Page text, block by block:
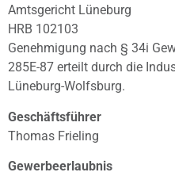
Amtsgericht Lüneburg
HRB 102103
Genehmigung nach § 34i
285E-87 erteilt durch die
Lüneburg-Wolfsburg.
Geschäftsführer
Thomas Frieling
Gewerbeerlaubnis